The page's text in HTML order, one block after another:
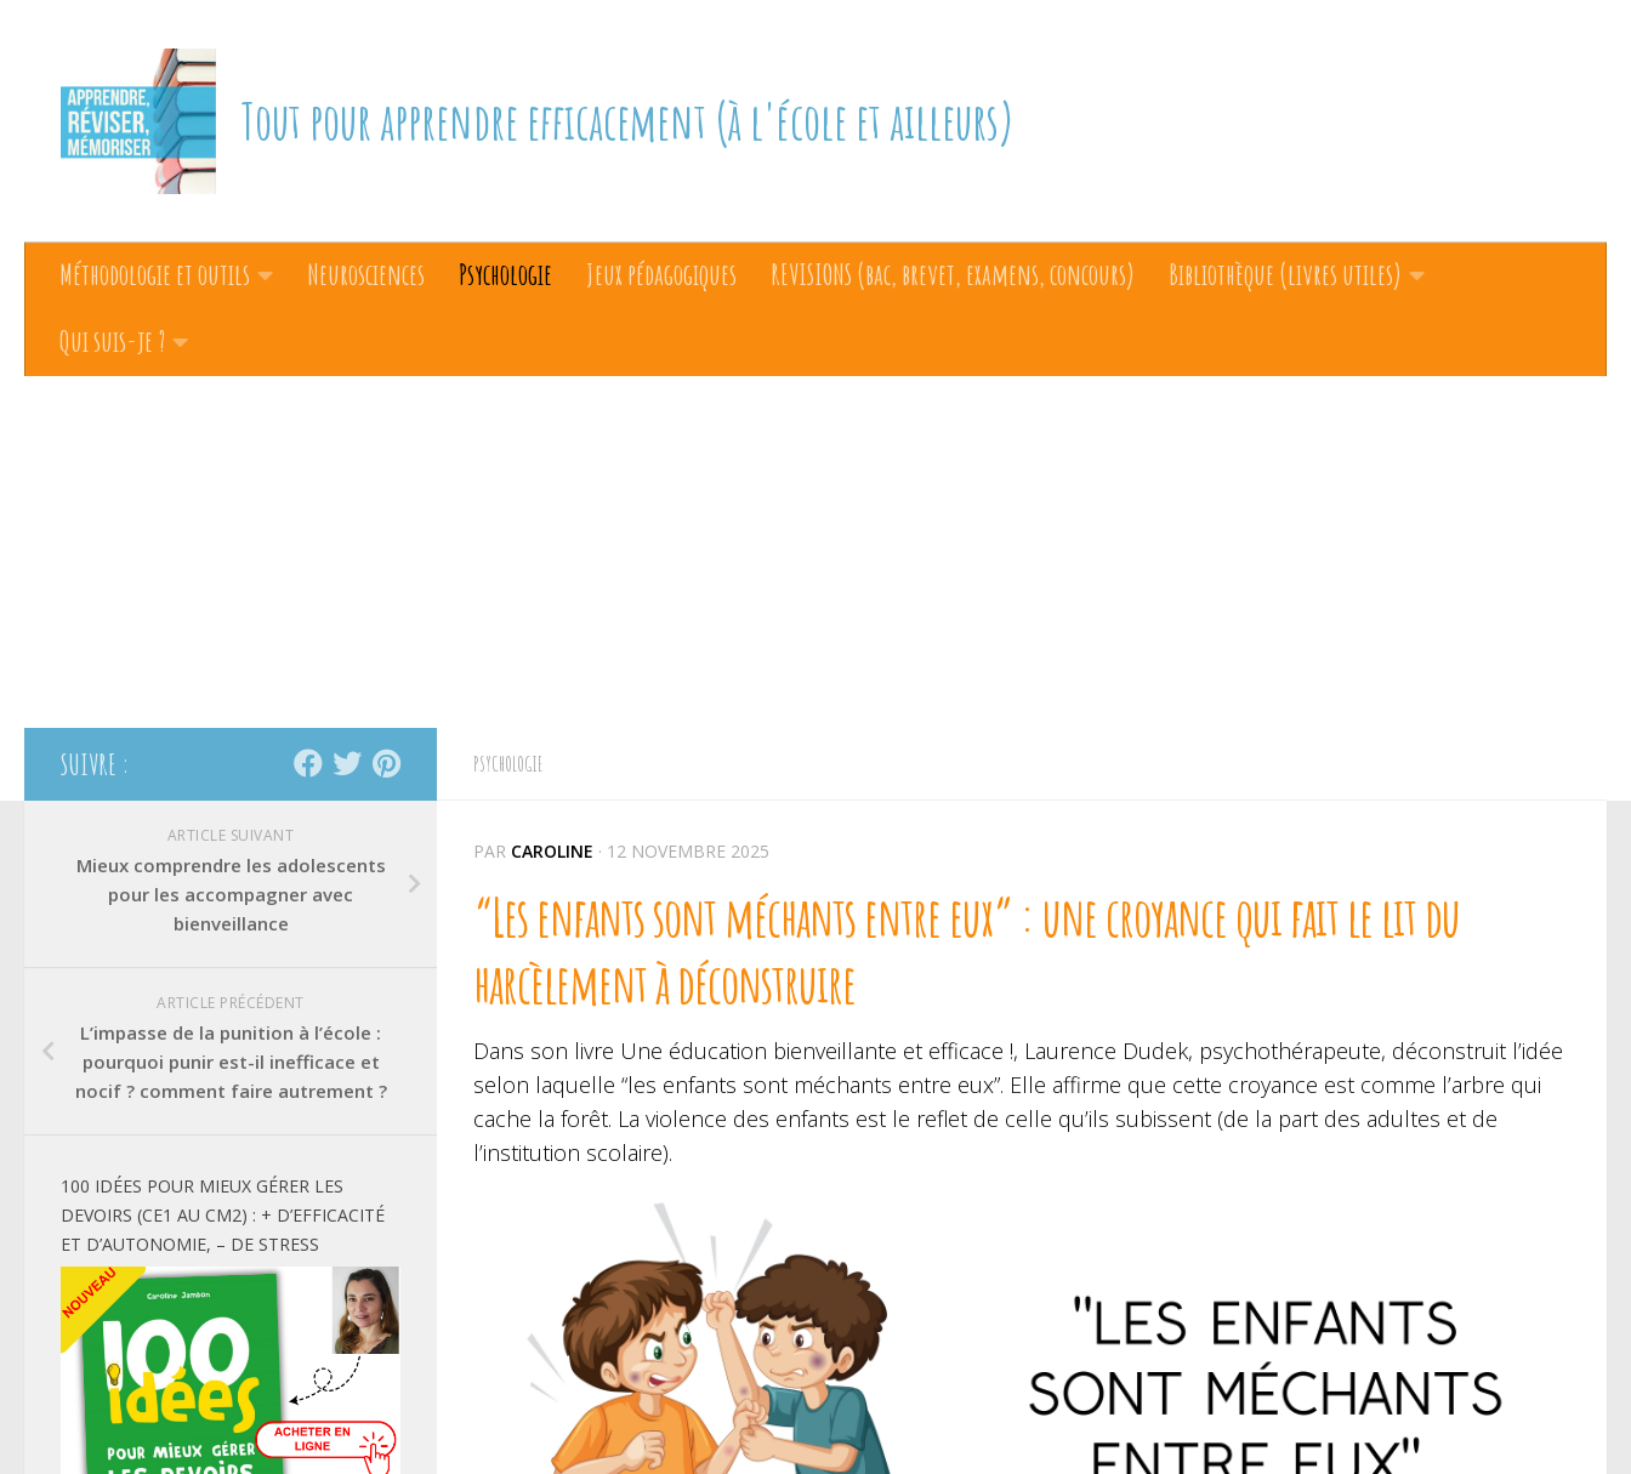
Tout pour apprendre efficacement (à l'école et ailleurs)
Méthodologie et outils Neurosciences Psychologie Jeux pédagogiques REVISIONS (bac, brevet, examens, concours)
Bibliothèque (livres utiles)
Qui suis-je ?
PSYCHOLOGIE
PAR CAROLINE · 12 NOVEMBRE 2025
“Les enfants sont méchants entre eux” : une croyance qui fait le lit du
harcèlement à déconstruire
Dans son livre Une éducation bienveillante et efficace !, Laurence Dudek, psychothérapeute, déconstruit l’idée
selon laquelle “les enfants sont méchants entre eux”. Elle affirme que cette croyance est comme l’arbre qui
cache la forêt. La violence des enfants est le reflet de celle qu’ils subissent (de la part des adultes et de
l’institution scolaire).
SUIVRE :
ARTICLE SUIVANT
Mieux comprendre les adolescents
pour les accompagner avec
bienveillance
ARTICLE PRÉCÉDENT
L’impasse de la punition à l’école :
pourquoi punir est-il inefficace et
nocif ? comment faire autrement ?
100 IDÉES POUR MIEUX GÉRER LES
DEVOIRS (CE1 AU CM2) : + D’EFFICACITÉ
ET D’AUTONOMIE, – DE STRESS